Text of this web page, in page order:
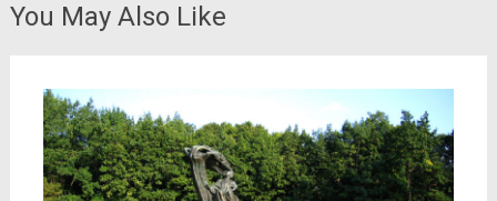
You May Also Like